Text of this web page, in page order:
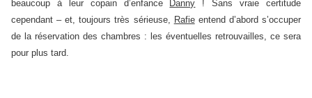
beaucoup à leur copain d’enfance Danny ! Sans vraie certitude
cependant – et, toujours très sérieuse,
Rafieentend d’abord s’occuper
de la réservation des chambres : les éventuelles retrouvailles, ce sera
pour plus tard.